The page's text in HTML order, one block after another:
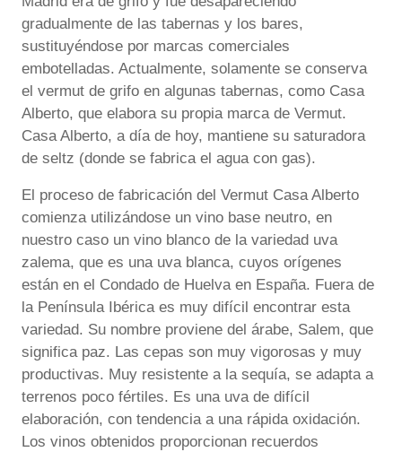
gradualmente de las tabernas y los bares,
sustituyéndose por marcas comerciales
embotelladas. Actualmente, solamente se conserva
el vermut de grifo en algunas tabernas, como Casa
Alberto, que elabora su propia marca de Vermut.
Casa Alberto, a día de hoy, mantiene su saturadora
de seltz (donde se fabrica el agua con gas).
El proceso de fabricación del Vermut Casa Alberto
comienza utilizándose un vino base neutro, en
nuestro caso un vino blanco de la variedad uva
zalema, que es una uva blanca, cuyos orígenes
están en el Condado de Huelva en España. Fuera de
la Península Ibérica es muy difícil encontrar esta
variedad. Su nombre proviene del árabe, Salem, que
significa paz. Las cepas son muy vigorosas y muy
productivas. Muy resistente a la sequía, se adapta a
terrenos poco fértiles. Es una uva de difícil
elaboración, con tendencia a una rápida oxidación.
Los vinos obtenidos proporcionan recuerdos